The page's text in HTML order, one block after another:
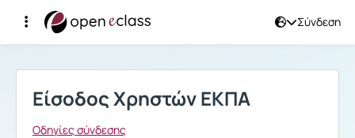
Σύνδεση
Σύνδεση
Είσοδος Χρηστών ΕΚΠΑ
Οδηγίες σύνδεσης